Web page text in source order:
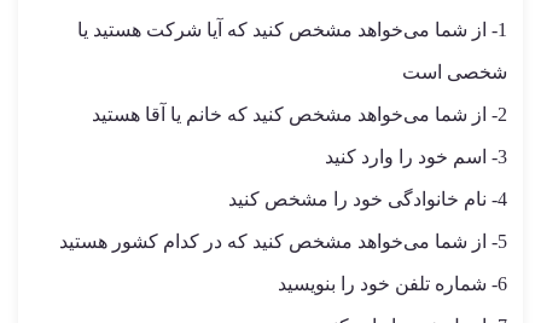
1- از شما می‌خواهد مشخص کنید که آیا شرکت هستید یا
شخصی است
2- از شما می‌خواهد مشخص کنید که خانم یا آقا هستید
3- اسم خود را وارد کنید
4- نام خانوادگی خود را مشخص کنید
5- از شما می‌خواهد مشخص کنید که در کدام کشور هستید
6- شماره تلفن خود را بنویسید